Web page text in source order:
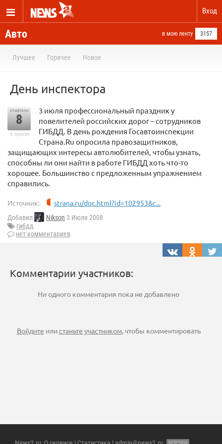
Вход
Авто в мою ленту 3157
Лучшее Горячее Новое
День инспектора
отметили
8
в архиве
3 июля профессиональный праздник у
повелителей российских дорог – сотрудников
ГИБДД. В день рождения Госавтоинспекции
Страна.Ru опросила правозащитников,
защищающих интересы автолюбителей, чтобы узнать,
способны ли они найти в работе ГИБДД хоть что-то
хорошее. Большинство с предложенным упражнением
справились.
Источник: strana.ru/doc.html?id=102953&c...
Добавил Nikson 3 Июля 2008
гибдд
нет комментариев
Комментарии участников:
Ни одного комментария пока не добавлено
Войдите илистаньте участником, чтобы комментировать